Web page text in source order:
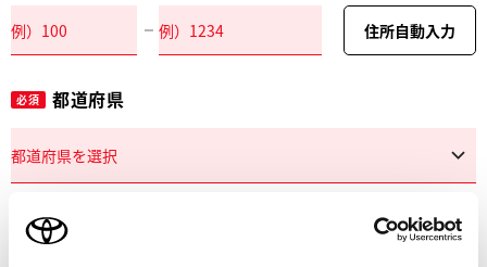
住所自動入力
必須 都道府県
市区町村名